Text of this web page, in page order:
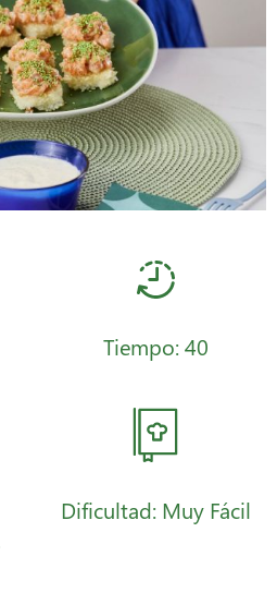
Tiempo: 40
Dificultad: Muy Fácil